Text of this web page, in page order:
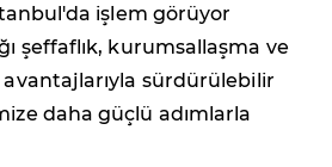
işlem görüyor
şeffaflık, kurumsallaşma ve
sürdürülebilir
daha güçlü adımlarla